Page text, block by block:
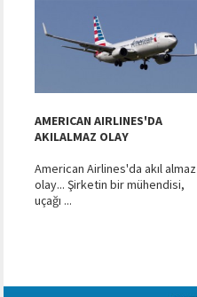
AMERICAN AIRLINES'DA
AKILALMAZ OLAY
American Airlines'da akıl almaz
olay... Şirketin bir mühendisi,
uçağı ...